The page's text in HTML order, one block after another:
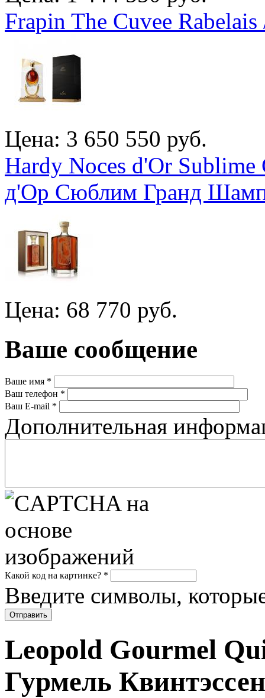
Frapin The Cuvee
Цена: 3 650 550 руб.
Hardy Noces d'Or
д'Ор Сюблим Гранд
Цена: 68 770 руб.
Ваше сообщение
Ваше имя *
Ваш телефон *
Ваш E-mail *
Дополнительная
Какой код на картинке? *
Введите символы,
Leopold Gourmel
Гурмель